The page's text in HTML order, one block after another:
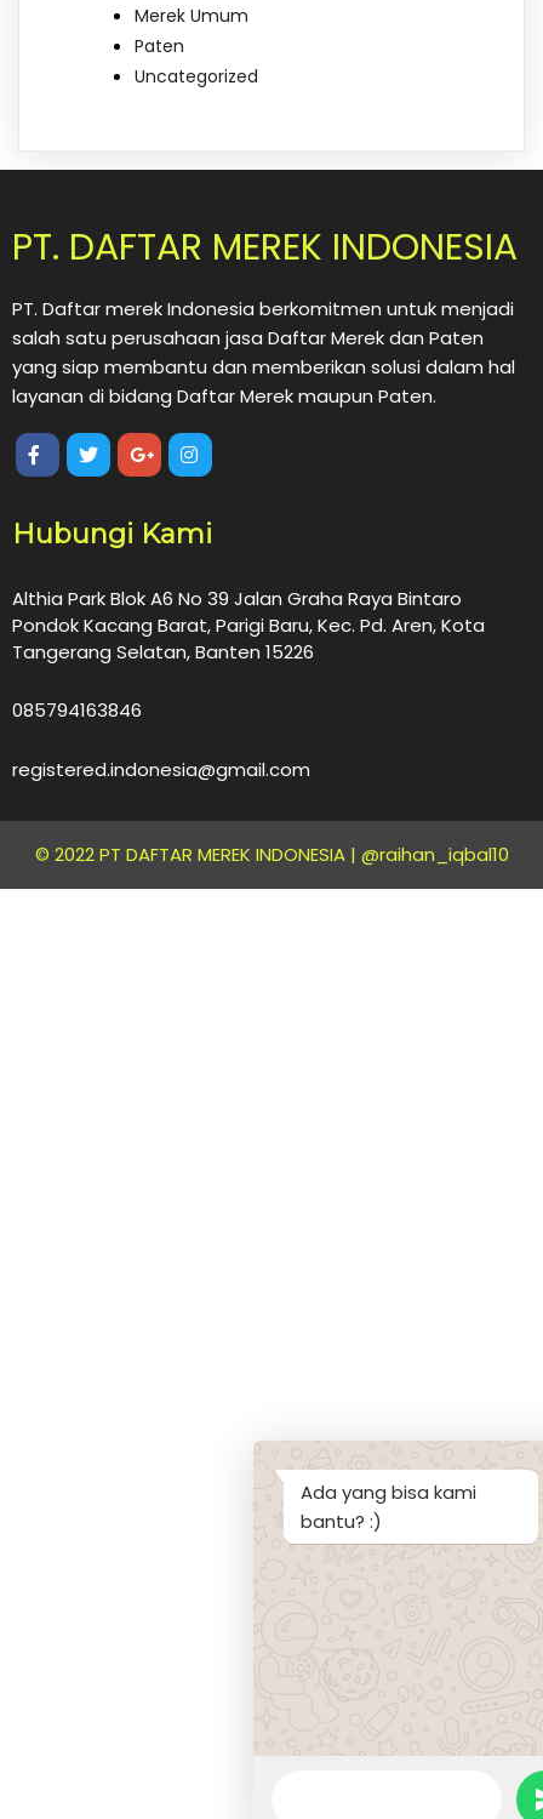
Merek Umum
Paten
Uncategorized
PT. DAFTAR MEREK INDONESIA
PT. Daftar merek Indonesia berkomitmen untuk menjadi
salah satu perusahaan jasa Daftar Merek dan Paten
yang siap membantu dan memberikan solusi dalam hal
layanan di bidang Daftar Merek maupun Paten.
Hubungi Kami
Althia Park Blok A6 No 39 Jalan Graha Raya Bintaro
Pondok Kacang Barat, Parigi Baru, Kec. Pd. Aren, Kota
Tangerang Selatan, Banten 15226
085794163846
registered.indonesia@gmail.com
© 2022 PT DAFTAR MEREK INDONESIA | @raihan_iqbal10
Ada yang bisa kami
bantu? :)